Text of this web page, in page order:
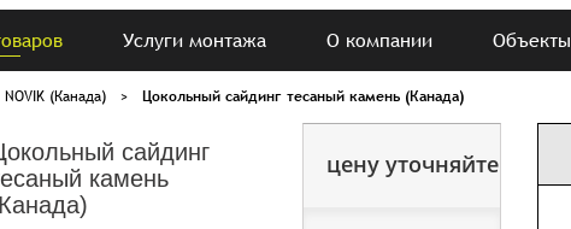
Услуги монтажа О компании Объекты
NOVIK (Канада) > Цокольный сайдинг тесаный камень (Канада)
сайдинг
камень
цену уточняйте